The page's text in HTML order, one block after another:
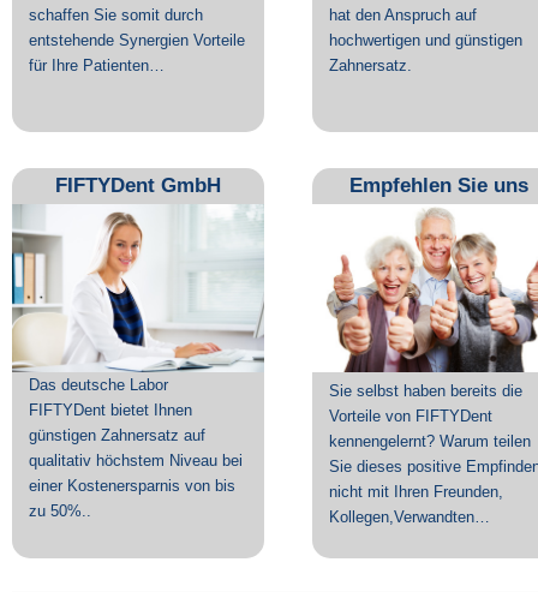
schaffen Sie somit durch
entstehende Synergien Vorteile
für Ihre Patienten…
hat den Anspruch auf
hochwertigen und günstigen
Zahnersatz.
FIFTYDent GmbH
Das deutsche Labor
FIFTYDent bietet Ihnen
günstigen Zahnersatz auf
qualitativ höchstem Niveau bei
einer Kostenersparnis von bis
zu 50%..
Empfehlen Sie uns
Sie selbst haben bereits die
Vorteile von FIFTYDent
kennengelernt? Warum teilen
Sie dieses positive
nicht mit Ihren Freunden,
Kollegen,Verwandten…